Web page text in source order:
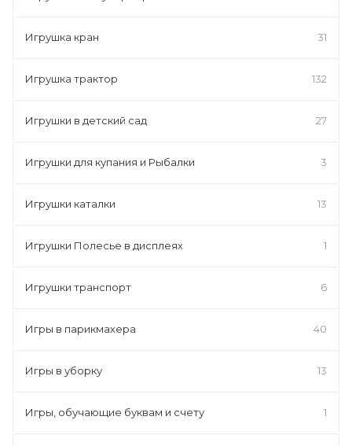
Игрушка кран 31
Игрушка трактор 132
Игрушки в детский сад 27
Игрушки для купания и Рыбалки 3
Игрушки каталки 13
Игрушки Полесье в дисплеях 1
Игрушки транспорт 6
Игры в парикмахера 40
Игры в уборку 13
Игры, обучающие буквам и счету 1